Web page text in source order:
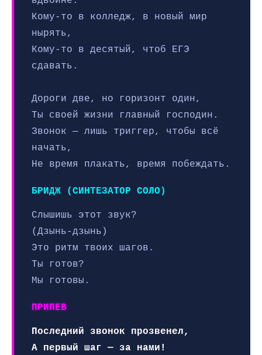
Кому-то в колледж, в новый мир
нырять,
Кому-то в десятый, чтоб ЕГЭ
сдавать.
Дороги две, но горизонт один,
Ты своей жизни главный господин.
Звонок — лишь триггер, чтобы всё
начать,
Не время плакать, время побеждать.
БРИДЖ (СИНТЕЗАТОР СОЛО)
Слышишь этот звук?
(Дзынь-дзынь)
Это ритм твоих шагов.
Ты готов?
Мы готовы.
ПРИПЕВ
Последний звонок прозвенел,
А первый шаг — за нами!